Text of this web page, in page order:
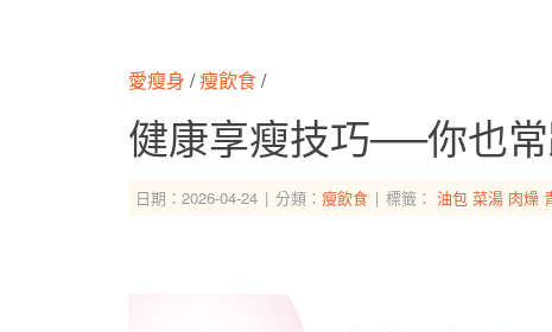
愛瘦身 /瘦飲食/
健康享瘦技巧──你也
日期：2026-04-24 分類： 瘦飲食 標籤： 油包 菜湯 肉燥